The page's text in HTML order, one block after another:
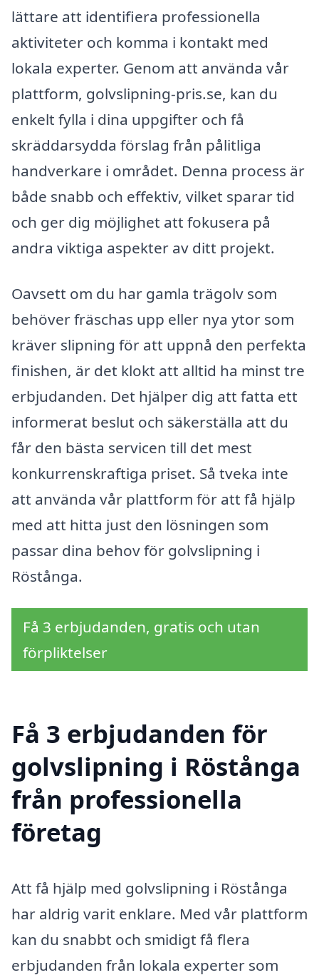
lättare att identifiera professionella
aktiviteter och komma i kontakt med
lokala experter. Genom att använda vår
plattform, golvslipning-pris.se, kan du
enkelt fylla i dina uppgifter och få
skräddarsydda förslag från pålitliga
handverkare i området. Denna process är
både snabb och effektiv, vilket sparar tid
och ger dig möjlighet att fokusera på
andra viktiga aspekter av ditt projekt.
Oavsett om du har gamla trägolv som
behöver fräschas upp eller nya ytor som
kräver slipning för att uppnå den perfekta
finishen, är det klokt att alltid ha minst tre
erbjudanden. Det hjälper dig att fatta ett
informerat beslut och säkerställa att du
får den bästa servicen till det mest
konkurrenskraftiga priset. Så tveka inte
att använda vår plattform för att få hjälp
med att hitta just den lösningen som
passar dina behov för golvslipning i
Röstånga.
Få 3 erbjudanden, gratis och utan
förpliktelser
Få 3 erbjudanden för
golvslipning i Röstånga
från professionella
företag
Att få hjälp med golvslipning i Röstånga
har aldrig varit enklare. Med vår plattform
kan du snabbt och smidigt få flera
erbjudanden från lokala experter som